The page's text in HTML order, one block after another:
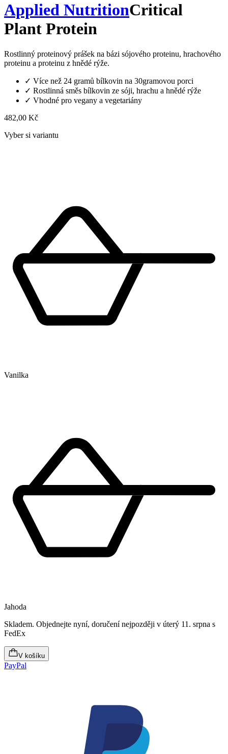
Applied NutritionCritical
Plant Protein
Rostlinný proteinový prášek na bázi sójového proteinu, hrachového
proteinu a proteinu z hnědé rýže.
✓ Více než 24 gramů bílkovin na 30gramovou porci
✓ Rostlinná směs bílkovin ze sóji, hrachu a hnědé rýže
✓ Vhodné pro vegany a vegetariány
482,00 Kč
Vyber si variantu
Vanilka
Jahoda
Skladem. Objednejte nyní, doručení nejpozději v úterý 11. srpna s
FedEx
V košíku
PayPal